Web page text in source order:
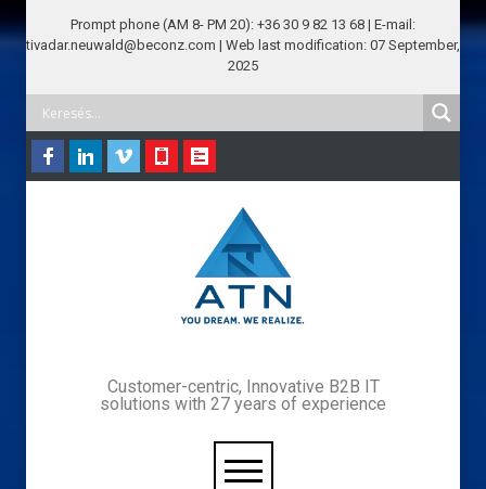
Prompt phone (AM 8- PM 20): +36 30 9 82 13 68 | E-mail:
tivadar.neuwald@beconz.com | Web last modification: 07 September,
2025
Customer-centric, Innovative B2B IT
solutions with 27 years of experience